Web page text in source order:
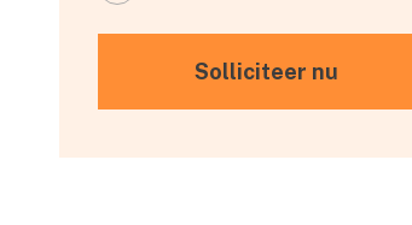
Solliciteer nu